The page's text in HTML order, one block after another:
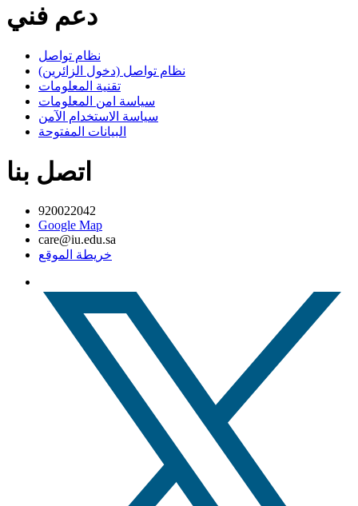
دعم فني
نظام تواصل
نظام تواصل (دخول الزائرين)
تقنية المعلومات
سياسة امن المعلومات
سياسة الاستخدام الآمن
البيانات المفتوحة
اتصل بنا
920022042
Google Map
care@iu.edu.sa
خريطة الموقع